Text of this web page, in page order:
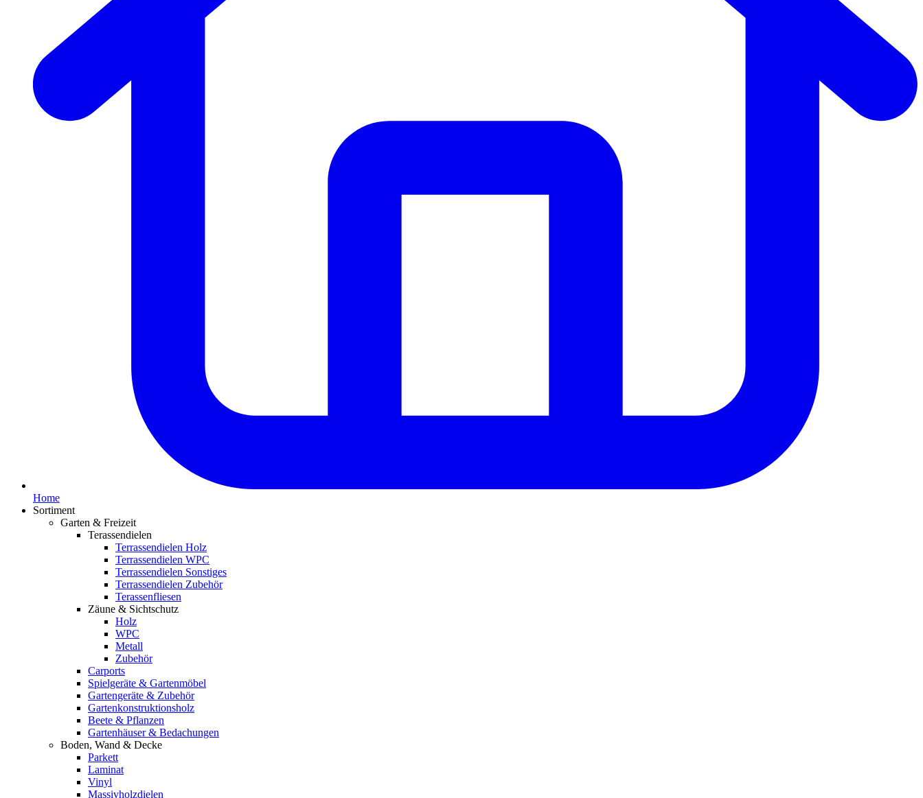
Home
Sortiment
Garten & Freizeit
Terassendielen
Terrassendielen Holz
Terrassendielen WPC
Terrassendielen Sonstiges
Terrassendielen Zubehör
Terassenfliesen
Zäune & Sichtschutz
Holz
WPC
Metall
Zubehör
Carports
Spielgeräte & Gartenmöbel
Gartengeräte & Zubehör
Gartenkonstruktionsholz
Beete & Pflanzen
Gartenhäuser & Bedachungen
Boden, Wand & Decke
Parkett
Laminat
Vinyl
Massivholzdielen